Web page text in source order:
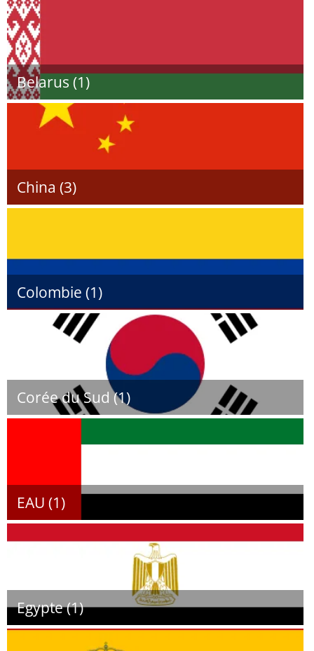
Belarus (1)
China (3)
Colombie (1)
Corée du Sud (1)
EAU (1)
Egypte (1)